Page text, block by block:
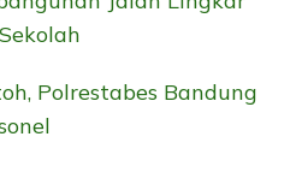
Polrestabes Bandung